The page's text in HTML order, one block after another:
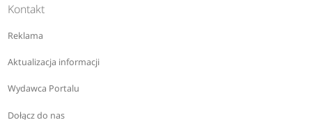
Kontakt
Reklama
Aktualizacja informacji
Wydawca Portalu
Dołącz do nas